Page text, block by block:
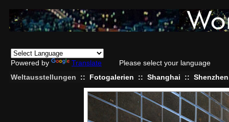
Powered by Translate
Please select your language
Weltausstellungen
:: Fotogalerien :: Shanghai :: Shenzhen